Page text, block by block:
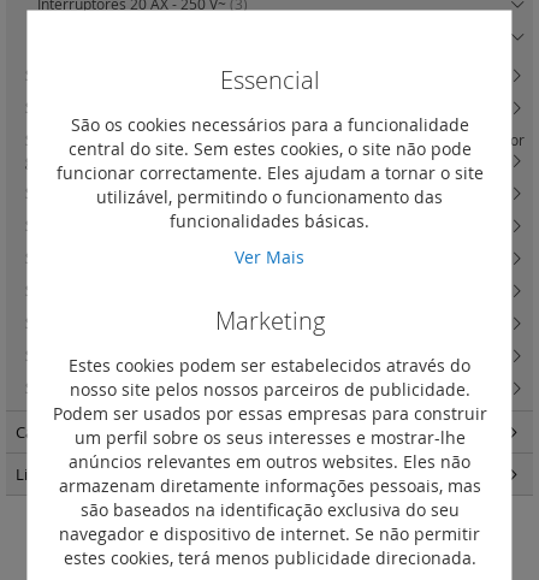
Comutador de escada
Suno - variadores
Suno - detetores de movimentos e comandos de estores
Suno - termostatos e interruptor para comando de ventilação e Interruptor
geral de cartão (12)
Suno - tomadas de corrente(29)
Suno - carregadores USB e indução(6)
Suno - tomadas televisão
Suno - tomadas RJ45, RJ11 e fibra ótica
Suno - tomadas áudio, vídeo e altifalante(6)
Suno - saídas de cabos e outros acessórios
(15)
Suno - quadros(43)
Caixas de encastrar Batibox(57)
Light Now(457)
Essencial
São os cookies necessários para a funcionalidade
central do site. Sem estes cookies, o site não pode
funcionar correctamente. Eles ajudam a tornar o site
utilizável, permitindo o funcionamento das
funcionalidades básicas.
Ver Mais
Marketing
Estes cookies podem ser estabelecidos através do
nosso site pelos nossos parceiros de publicidade.
Podem ser usados por essas empresas para construir
um perfil sobre os seus interesses e mostrar-lhe
anúncios relevantes em outros websites. Eles não
armazenam diretamente informações pessoais, mas
são baseados na identificação exclusiva do seu
navegador e dispositivo de internet. Se não permitir
estes cookies, terá menos publicidade direcionada.